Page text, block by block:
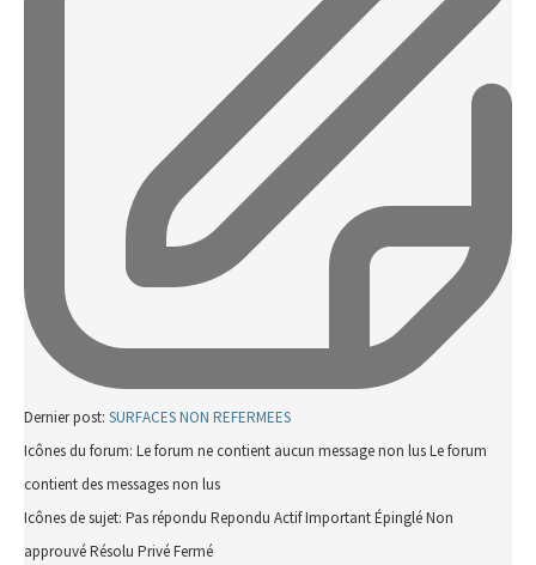
Dernier post: SURFACES NON REFERMEES
Icônes du forum: Le forum ne contient aucun message non lusLe forum
contient des messages non lus
Icônes de sujet: Pas répondu Repondu ActifImportantÉpingléNon
approuvéRésolu PrivéFermé